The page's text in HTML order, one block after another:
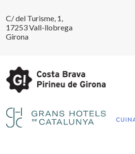
C/ del Turisme, 1,
17253 Vall-llobrega
Girona
Guardar configuración